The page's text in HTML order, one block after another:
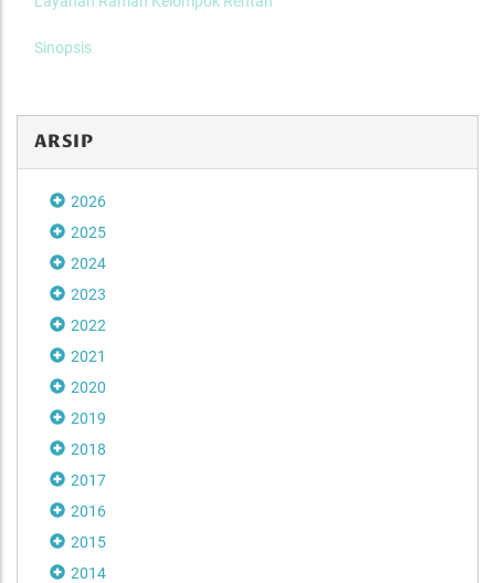
Sinopsis
ARSIP
2026
2025
2024
2023
2022
2021
2020
2019
2018
2017
2016
2015
2014